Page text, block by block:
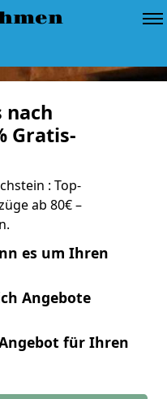
nach
Gratis-
: Top-
ab 80€ –
es um Ihren
Angebote
für Ihren